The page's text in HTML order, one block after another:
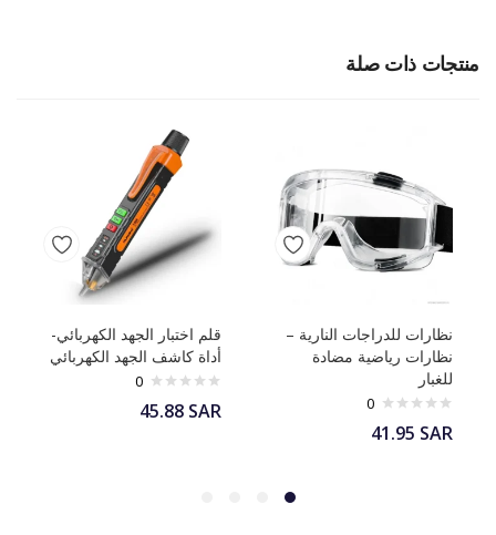
منتجات ذات صلة
نظارات للدراجات النارية –
نظارات رياضية مضادة
للغبار
0
41.95 SAR
قلم اختبار الجهد الكهربائي-
أداة كاشف الجهد الكهربائي
0
45.88 SAR